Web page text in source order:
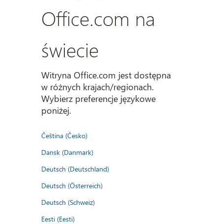
Office.com na
świecie
Witryna Office.com jest dostępna
w różnych krajach/regionach.
Wybierz preferencje językowe
poniżej.
Čeština (Česko)
Dansk (Danmark)
Deutsch (Deutschland)
Deutsch (Österreich)
Deutsch (Schweiz)
Eesti (Eesti)